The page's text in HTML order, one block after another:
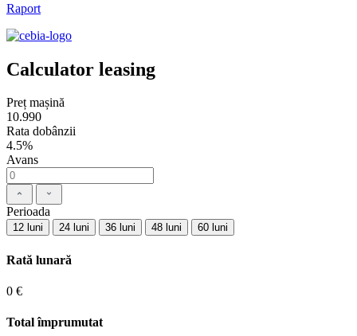
Raport
Calculator leasing
Preț mașină
10.990
Rata dobânzii
4.5%
Avans
Perioada
12 luni 24 luni 36 luni 48 luni 60 luni
Rată lunară
0 €
Total împrumutat